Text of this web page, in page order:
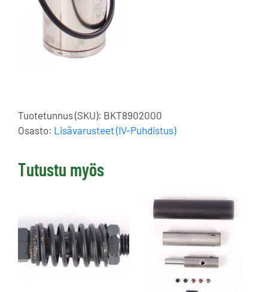
Tuotetunnus (SKU): BKT8902000
Osasto: Lisävarusteet (IV-Puhdistus)
Tutustu myös